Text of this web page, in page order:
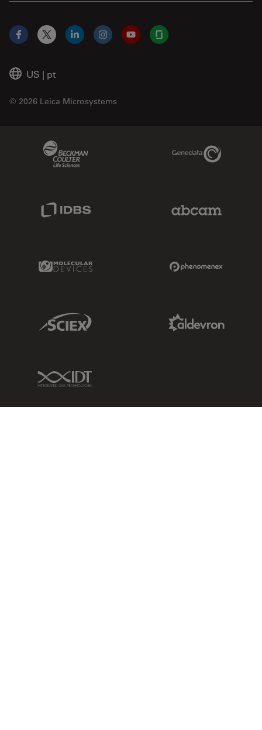
US | pt
© 2026 Leica Microsystems
Facebook
X LinkedInInstagramYouTubeGlassdoor
Genedata Link
Molecular Devices Link
Sciex Link
IDT Link